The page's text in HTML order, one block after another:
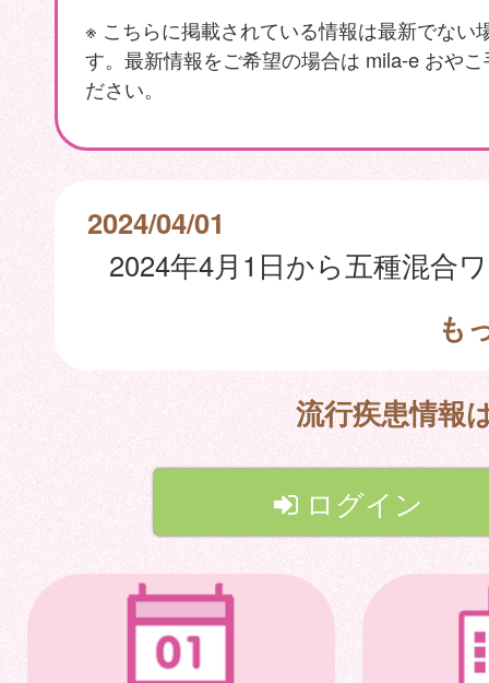
※ こちらに掲載されている情報は最新でない
す。最新情報をご希望の場合は mila-e おや
ださい。
2024/04/01
も
流行疾患情報
ログイン